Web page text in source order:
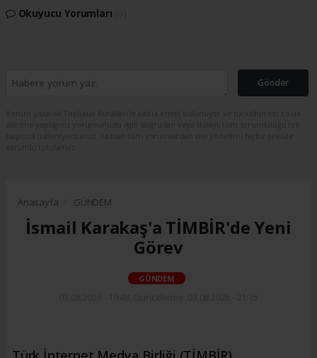
Okuyucu Yorumları
Gönder
Anasayfa GÜNDEM
İsmail Karakaş'a TİMBİR'de Yeni
Görev
GÜNDEM